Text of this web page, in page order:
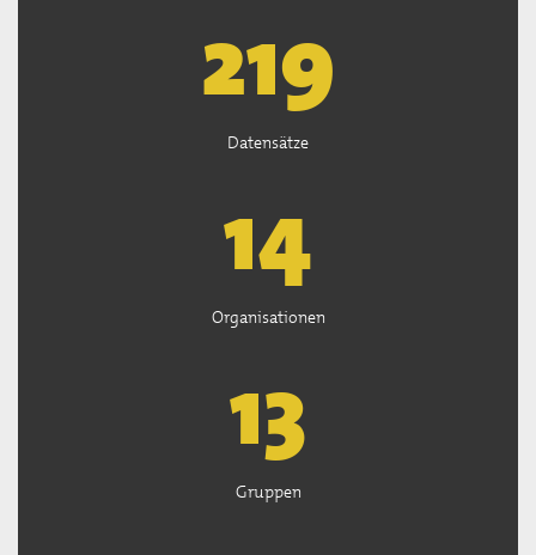
221
Datensätze
15
Organisationen
13
Gruppen